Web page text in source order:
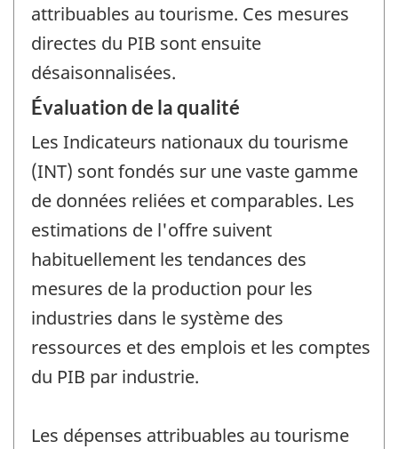
attribuables au tourisme. Ces mesures
directes du PIB sont ensuite
désaisonnalisées.
Évaluation de la qualité
Les Indicateurs nationaux du tourisme
(INT) sont fondés sur une vaste gamme
de données reliées et comparables. Les
estimations de l'offre suivent
habituellement les tendances des
mesures de la production pour les
industries dans le système des
ressources et des emplois et les comptes
du PIB par industrie.
Les dépenses attribuables au tourisme